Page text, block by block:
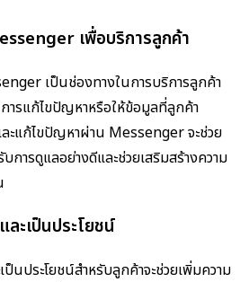
เพื่อบริการลูกค้า
เป็นช่องทางในการบริการลูกค้า
ารแก้ไขปัญหาหรือให้ข้อมูลที่ลูกค้า
ะแก้ไขปัญหาผ่าน Messenger จะช่วย
บการดูแลอย่างดีและช่วยเสริมสร้างความ
ะเป็นประโยชน์
ป็นประโยชน์สำหรับลูกค้าจะช่วยเพิ่มความ